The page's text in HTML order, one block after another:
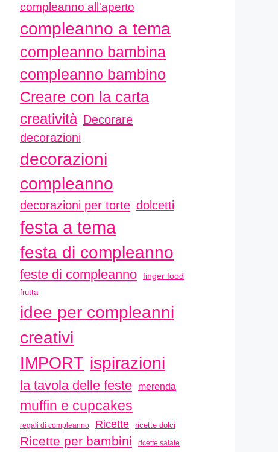
compleanno all'aperto
compleanno a tema
compleanno bambina
compleanno bambino
Creare con la carta
creatività Decorare
decorazioni
decorazioni
compleanno
decorazioni per torte dolcetti
festa a tema
festa di compleanno
feste di compleanno finger food
frutta
idee per compleanni
creativi
IMPORT ispirazioni
la tavola delle feste merenda
muffin e cupcakes
regali di compleanno Ricette ricette dolci
Ricette per bambini ricette salate